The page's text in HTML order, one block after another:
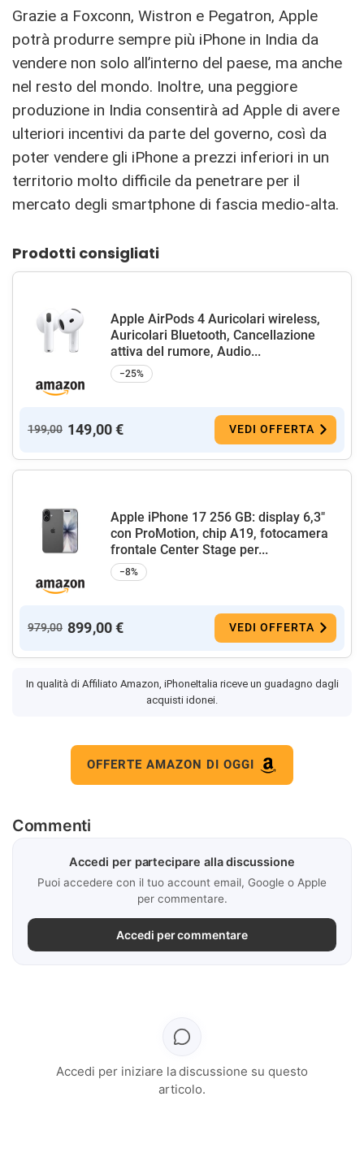
Grazie a Foxconn, Wistron e Pegatron, Apple
potrà produrre sempre più iPhone in India da
vendere non solo all’interno del paese, ma anche
nel resto del mondo. Inoltre, una peggiore
produzione in India consentirà ad Apple di avere
ulteriori incentivi da parte del governo, così da
poter vendere gli iPhone a prezzi inferiori in un
territorio molto difficile da penetrare per il
mercato degli smartphone di fascia medio-alta.
Prodotti consigliati
Apple AirPods 4 Auricolari wireless,
Auricolari Bluetooth, Cancellazione
attiva del rumore, Audio...
−25%
199,00 149,00 € VEDI OFFERTA
Apple iPhone 17 256 GB: display 6,3"
con ProMotion, chip A19, fotocamera
frontale Center Stage per...
−8%
979,00 899,00 € VEDI OFFERTA
In qualità di Affiliato Amazon, iPhoneItalia riceve un guadagno dagli
acquisti idonei.
OFFERTE AMAZON DI OGGI
Commenti
Accedi per partecipare alla discussione
Puoi accedere con il tuo account email, Google o Apple
per commentare.
Accedi per commentare
Accedi per iniziare la discussione su questo
articolo.